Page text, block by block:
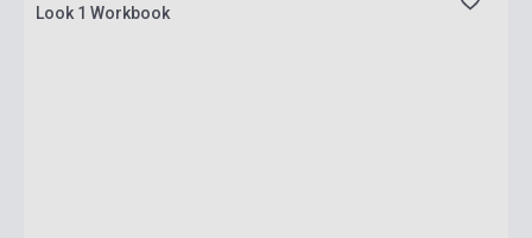
Look 1 Workbook